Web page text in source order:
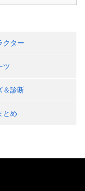
クター
ツ
＆診断
とめ